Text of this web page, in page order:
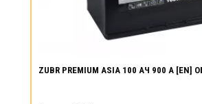
ZUBR PREMIUM ASIA 100 АЧ 900 А [EN]